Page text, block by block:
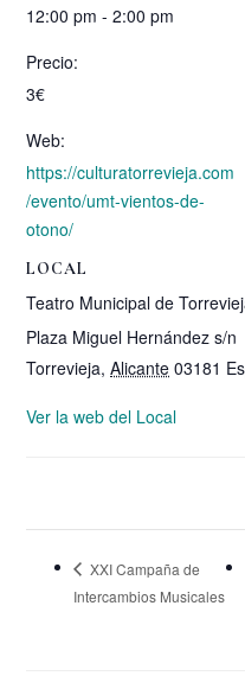
12:00 pm - 2:00 pm
Precio:
3€
Web:
https://culturatorrevieja.com
/evento/umt-vientos-de-
otono/
LOCAL
Teatro Municipal de
Plaza Miguel Hernández s/n
Torrevieja, Alicante 03181
Ver la web del Local
XXI Campaña de
Intercambios Musicales